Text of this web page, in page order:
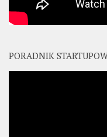
PORADNIK